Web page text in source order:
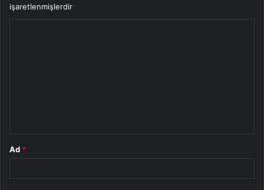
işaretlenmişlerdir
Ad *